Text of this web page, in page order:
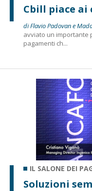
Cbill piace
di Flavio Padovan e
avviato un importante
pagamenti ch...
IL SALONE DEI
Soluzioni